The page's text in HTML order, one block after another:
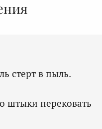
стерт в пыль.
штыки перековать